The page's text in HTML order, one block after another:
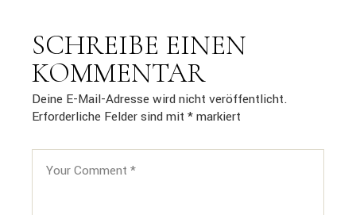
SCHREIBE EINEN
KOMMENTAR
Deine E-Mail-Adresse wird nicht veröffentlicht.
Erforderliche Felder sind mit*markiert